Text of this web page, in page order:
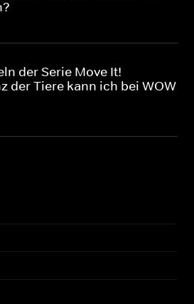
der Serie Move It! -
der Tiere kann ich bei WOW